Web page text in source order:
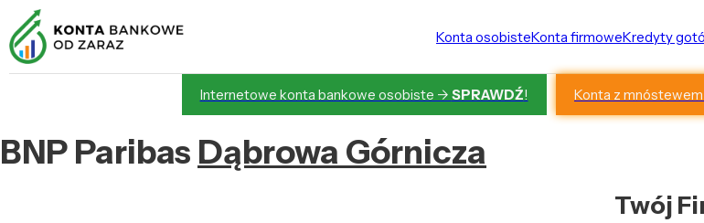
Konta osobisteKonta firmoweKredyty
Internetowe konta bankowe osobiste -> SPRAWDŹ! Konta z mnóstewem
BNP Paribas Dąbrowa Górnicza
Twój